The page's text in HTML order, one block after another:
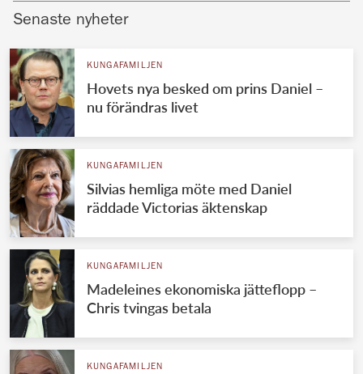
Senaste nyheter
KUNGAFAMILJEN
Hovets nya besked om prins Daniel –
nu förändras livet
KUNGAFAMILJEN
Silvias hemliga möte med Daniel
räddade Victorias äktenskap
KUNGAFAMILJEN
Madeleines ekonomiska jätteflopp –
Chris tvingas betala
KUNGAFAMILJEN